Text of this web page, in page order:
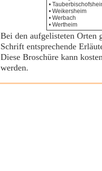
•
• Weikersheim
• Werbach
• Wertheim
Bei den aufgelisteten Orten
Schrift entsprechende
Diese Broschüre kann
werden.